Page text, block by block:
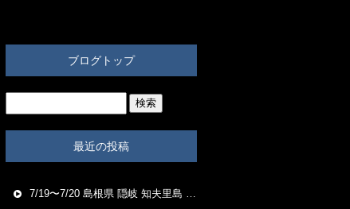
ブログトップ
最近の投稿
7/19〜7/20 島根県 隠岐 知夫里島 福友渡船 磯釣り釣果